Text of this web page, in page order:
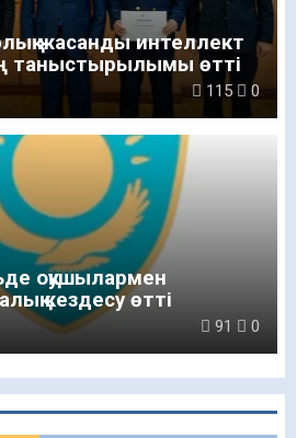
жасанды интеллект
таныстырылымы өтті
115 0
оқушылармен
кездесу өтті
91 0